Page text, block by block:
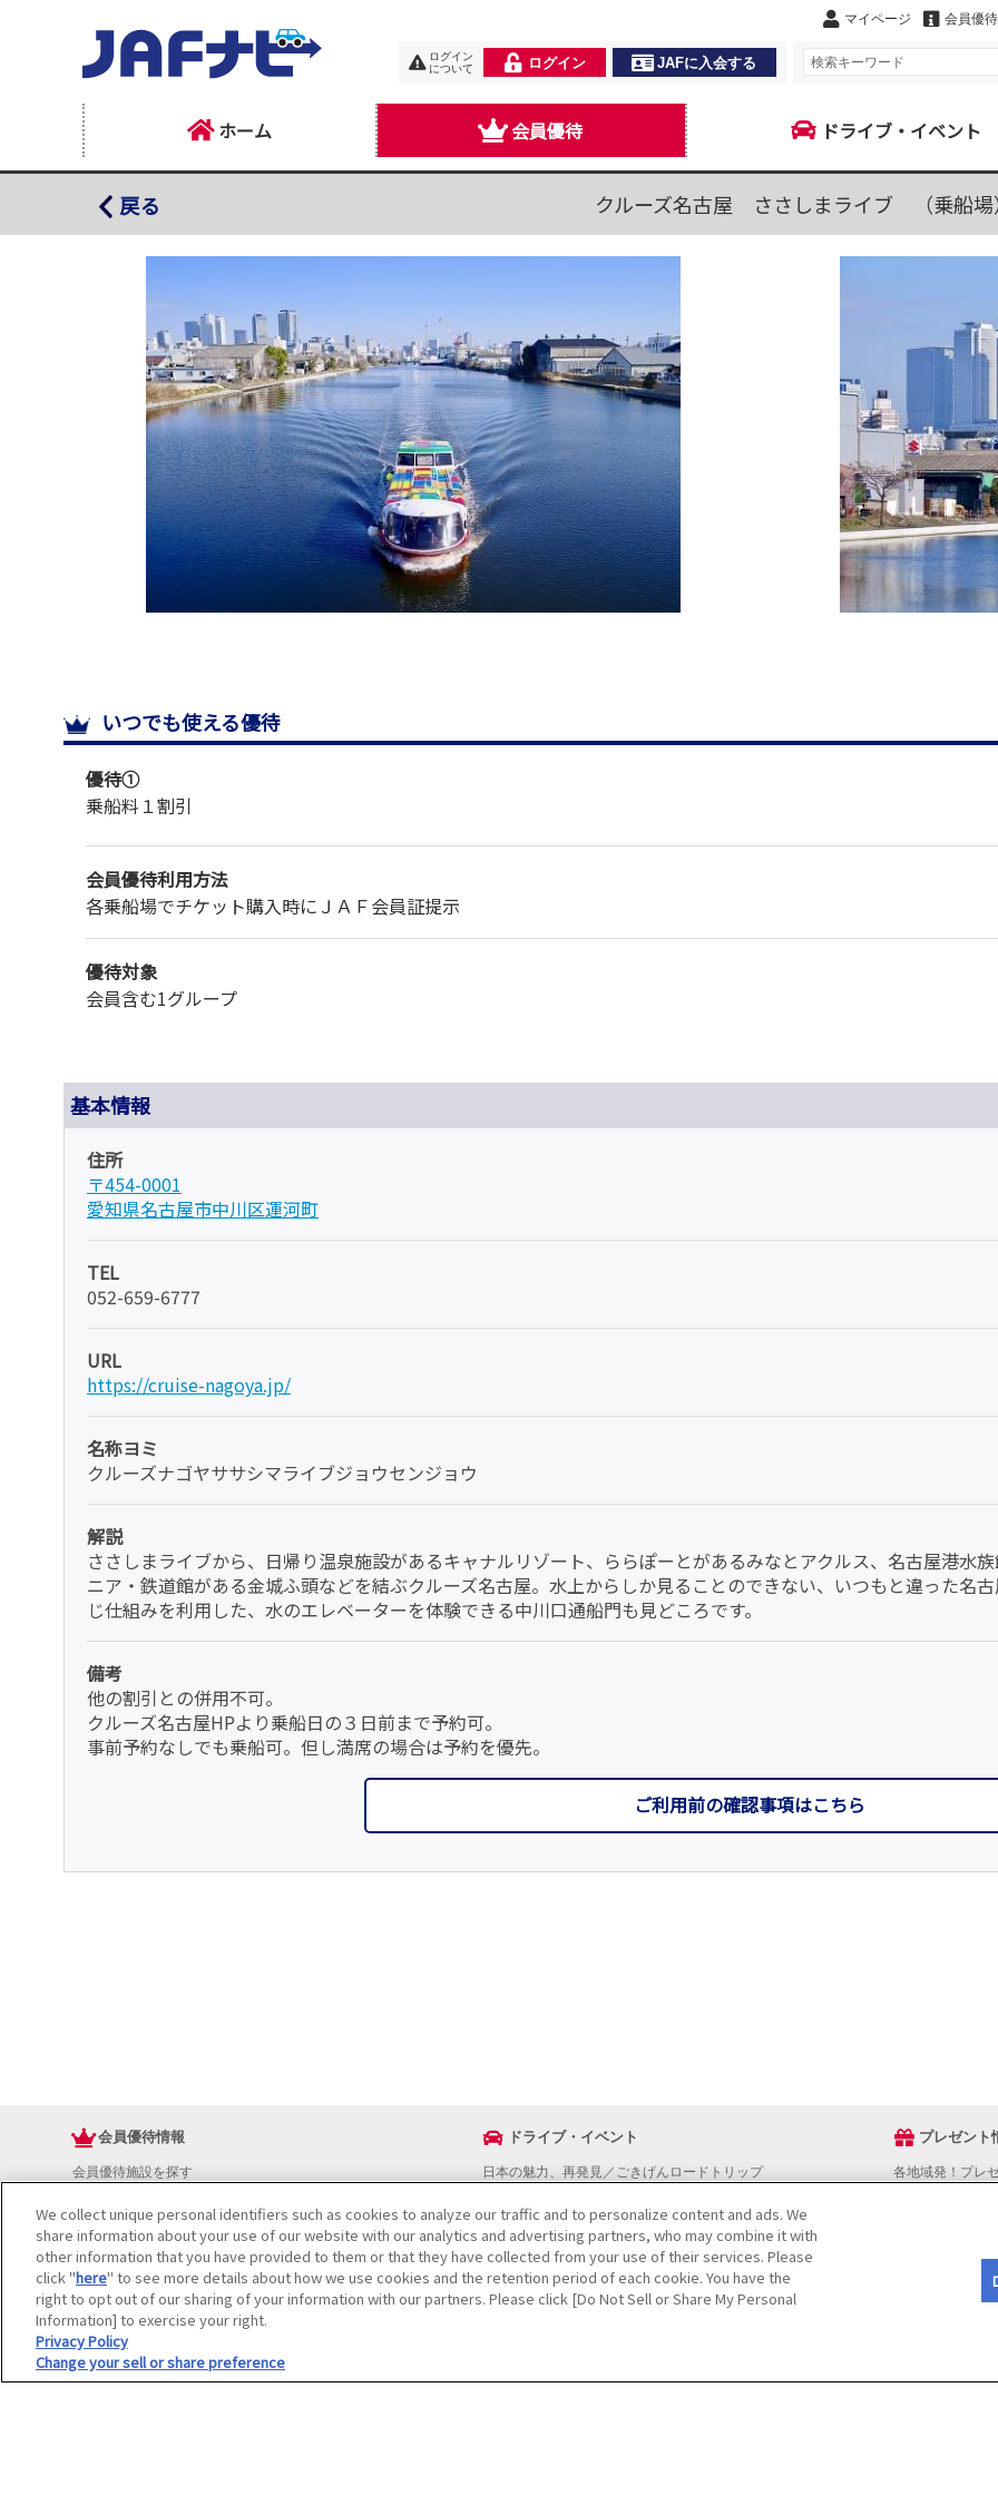
マイページ 会員優
ログイン
について
ログイン JAFに入会する
ホーム 会員優待 ドライブ・イベント
戻る クルーズ名古屋 ささしまライブ （乗船場
クルーズ名古屋 ささしまライブ （乗船場）
いつでも使える優待
優待①
乗船料１割引
会員優待利用方法
各乗船場でチケット購入時にＪＡＦ会員証提示
優待対象
会員含む1グループ
基本情報
住所
〒454-0001
愛知県名古屋市中川区運河町
TEL
052-659-6777
URL
https://cruise-nagoya.jp/
名称ヨミ
クルーズナゴヤササシマライブジョウセンジョウ
解説
ささしまライブから、日帰り温泉施設があるキャナルリゾート、ららぽーとがあるみなとアクルス、名古屋港水
ニア・鉄道館がある金城ふ頭などを結ぶクルーズ名古屋。水上からしか見ることのできない、いつもと違った名
じ仕組みを利用した、水のエレベーターを体験できる中川口通船門も見どころです。
備考
他の割引との併用不可。
クルーズ名古屋HPより乗船日の３日前まで予約可。
事前予約なしでも乗船可。但し満席の場合は予約を優先。
ご利用前の確認事項はこちら
会員優待情報
会員優待施設を探す
新規優待施設
海外で使える会員優待サービス
JAFプレミアムサービス
JAFライフサポート
JAF Mate
冊子JAF Mate・JAF PLUS
ドライブ・イベント
日本の魅力、再発見／ごきげんロードトリップ
おでかけスポットを探す
ドライブコースを探す
イベントを探す
地図から探す
プレゼント
各地域発！プレ
We collect unique personal identifiers such as cookies to analyze our traffic and to personalize content and ads. We
share information about your use of our website with our analytics and advertising partners, who may combine it with
other information that you have provided to them or that they have collected from your use of their services. Please
click "here" to see more details about how we use cookies and the retention period of each cookie. You have the
right to opt out of our sharing of your information with our partners. Please click [Do Not Sell or Share My Personal
Information] to exercise your right.
Privacy Policy
Change your sell or share preference